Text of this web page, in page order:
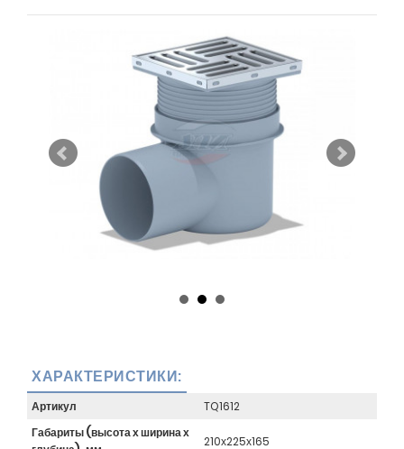
ХАРАКТЕРИСТИКИ:
Артикул
TQ1612
Габариты (высота х ширина х
210х225х165